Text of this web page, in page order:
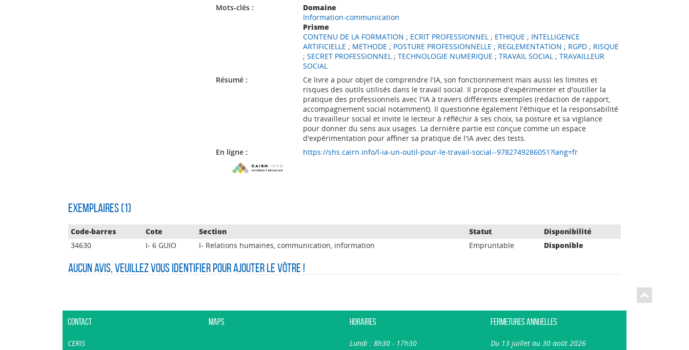
Mots-clés :
Domaine
Information-communication
Prisme
CONTENU DE LA FORMATION ; ECRIT PROFESSIONNEL; ETHIQUE ; INTELLIGENCE
ARTIFICIELLE ; METHODE ; POSTURE PROFESSIONNELLE ; REGLEMENTATION ; RGPD; RISQUE
; SECRET PROFESSIONNEL; TECHNOLOGIE NUMERIQUE ; TRAVAIL SOCIAL; TRAVAILLEUR
SOCIAL
Résumé :
Ce livre a pour objet de comprendre l'IA, son fonctionnement mais aussi les limites et
risques des outils utilisés dans le travail social. Il propose d'expérimenter et d'outiller la
pratique des professionnels avec l'IA à travers différents exemples (rédaction de rapport,
accompagnement social notamment). Il questionne également l'éthique et la responsabilité
du travailleur social et invite le lecteur à réfléchir à ses choix, sa posture et sa vigilance
pour donner du sens aux usages. La dernière partie est conçue comme un espace
d'expérimentation pour affiner sa pratique de l'IA avec des tests.
En ligne :
https://shs.cairn.info/l-ia-un-outil-pour-le-travail-social--9782749286051?lang=fr
Exemplaires (1)
Code-barres Cote Section Statut
Disponibilité
34630
I- 6 GUIO I- Relations humaines, communication, information Empruntable Disponible
Aucun avis, veuillez vous identifier pour ajouter le vôtre !
Contact
CERIS
Maps Horaires
Lundi : 8h30 - 17h30
Fermetures annuelles
Du 13 juillet au 30 août 2026